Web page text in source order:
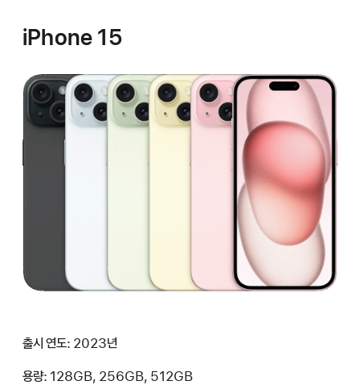
iPhone 15
출시 연도: 2023년
용량: 128GB, 256GB, 512GB